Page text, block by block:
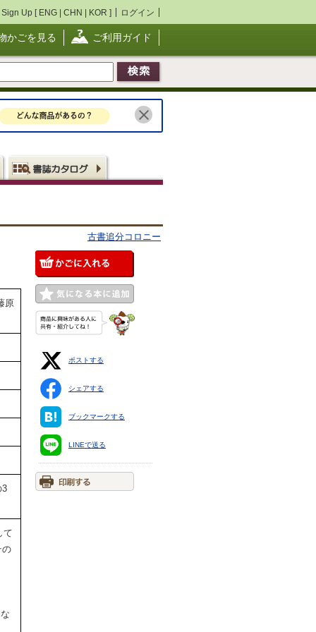
Sign Up [ ENG | CHN | KOR ] ログイン
かごを見る ご利用ガイド
古書追分コロニー
原
3
て
の
ポストする
シェアする
ブックマークする
LINEで送る